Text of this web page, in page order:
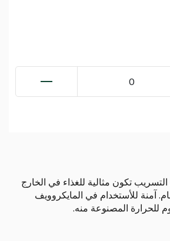
0
تكون مثالية للغذاء في الخارج
آمنة للأستخدام في المايكروويف
للحرارة المصنوعة منه.